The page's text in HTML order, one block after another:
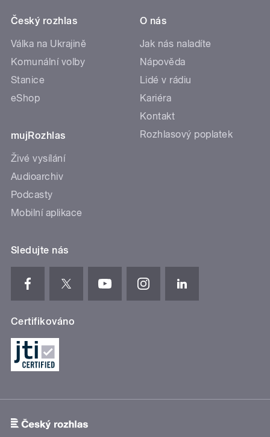
Český rozhlas
Válka na Ukrajině
Komunální volby
Stanice
eShop
mujRozhlas
Živé vysílání
Audioarchiv
Podcasty
Mobilní aplikace
O nás
Jak nás naladíte
Nápověda
Lidé v rádiu
Kariéra
Kontakt
Rozhlasový poplatek
Sledujte nás
Certifikováno